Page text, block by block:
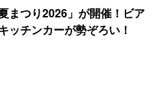
まつり2026」が開催！ビア
ッチンカーが勢ぞろい！